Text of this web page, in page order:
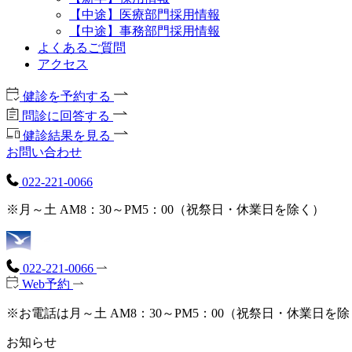
【中途】医療部門採用情報
【中途】事務部門採用情報
よくあるご質問
アクセス
健診を予約する
問診に回答する
健診結果を見る
お問い合わせ
022-221-0066
※月～土 AM8：30～PM5：00（祝祭日・休業日を除く）
022-221-0066
Web予約
※お電話は月～土 AM8：30～PM5：00（祝祭日・休業日を
お知らせ